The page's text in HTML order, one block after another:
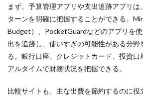
まず、予算管理アプリや支出追跡アプリ
ターンを明確に把握することができる。
Budget）、PocketGuardなどのアプリを
出を追跡し、使いすぎの可能性がある分野
る。銀行口座、クレジットカード、投資口
アルタイムで財務状況を把握できる。
比較サイトも、主な出費を節約するのに役